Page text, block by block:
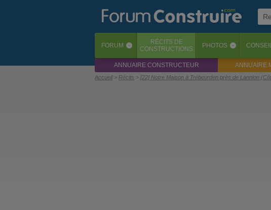
FORUM ‹ RÉCITS DE
CONSTRUCTIONS
PHOTOS ‹
ANNUAIRE CONSTRUCTEUR ANNUAIRE
Accueil Récits [22] Notre Maison à Trébeurden près de Lannion